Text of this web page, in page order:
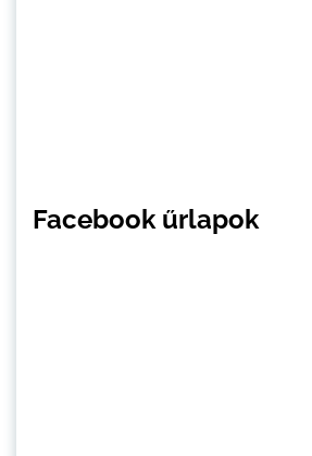
Facebook űrlapok